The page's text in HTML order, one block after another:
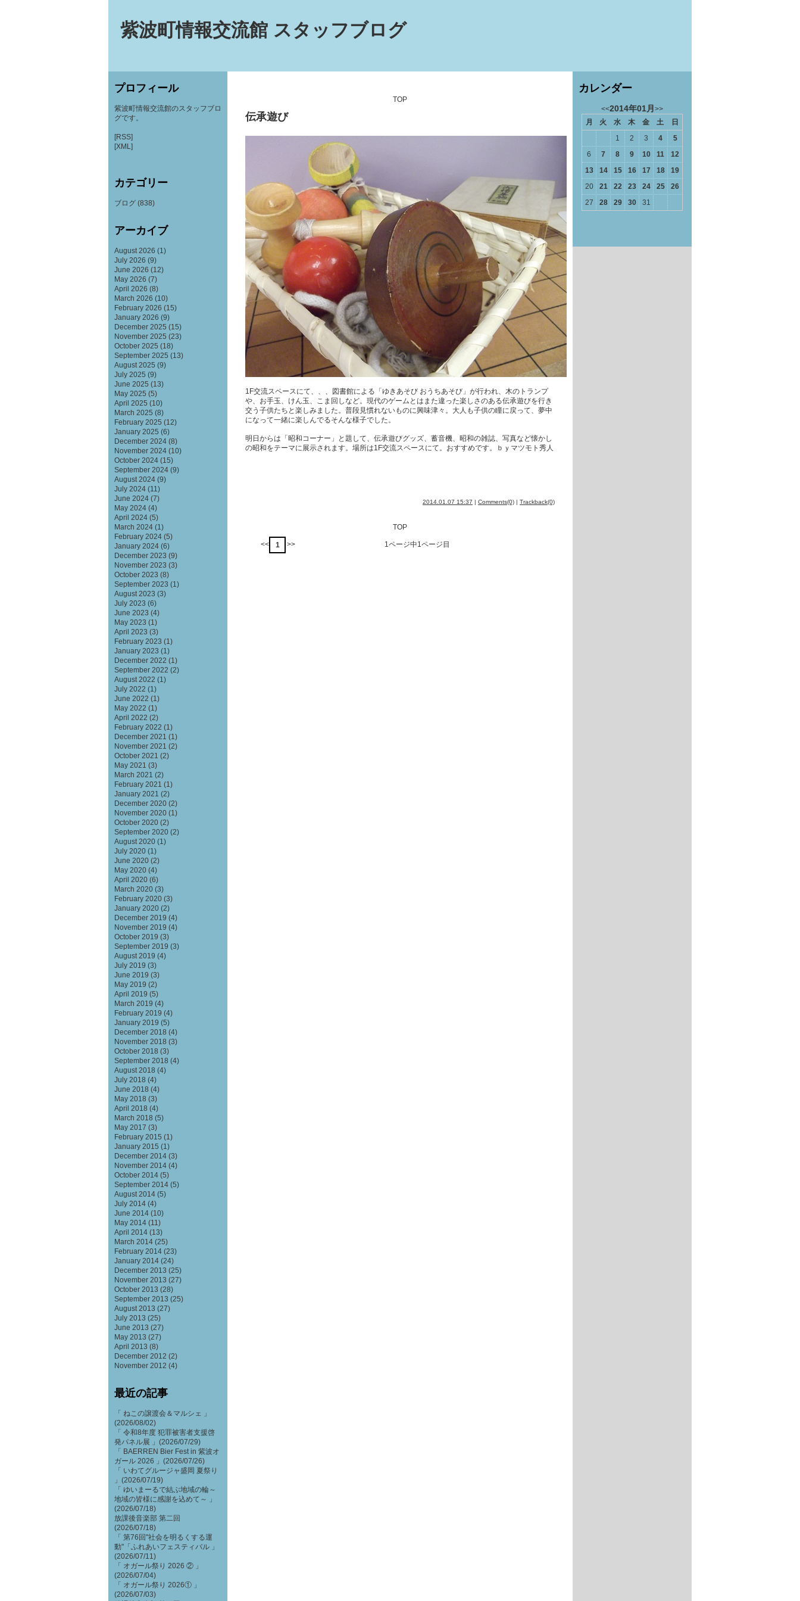
紫波町情報交流館 スタッフブログ
TOP
伝承遊び
1F交流スペースにて、、、図書館による「ゆきあそび おうちあそび」が行われ、木のトランプ
や、お手玉、けん玉、こま回しなど。現代のゲームとはまた違った楽しさのある伝承遊びを行き
交う子供たちと楽しみました。普段見慣れないものに興味津々。大人も子供の瞳に戻って、夢中
になって一緒に楽しんでるそんな様子でした。
明日からは「昭和コーナー」と題して、伝承遊びグッズ、蓄音機、昭和の雑誌、写真など懐かし
の昭和をテーマに展示されます。場所は1F交流スペースにて。おすすめです。ｂｙマツモト秀人
2014.01.07 15:37 Comments(0) Trackback(0)
TOP
<< 1 >> 1ページ中1ページ目
プロフィール
紫波町情報交流館のスタッフブロ
グです。
[RSS]
[XML]
カテゴリー
ブログ (838)
アーカイブ
August 2026 (1)
July 2026 (9)
June 2026 (12)
May 2026 (7)
April 2026 (8)
March 2026 (10)
February 2026 (15)
January 2026 (9)
December 2025 (15)
November 2025 (23)
October 2025 (18)
September 2025 (13)
August 2025 (9)
July 2025 (9)
June 2025 (13)
May 2025 (5)
April 2025 (10)
March 2025 (8)
February 2025 (12)
January 2025 (6)
December 2024 (8)
November 2024 (10)
October 2024 (15)
September 2024 (9)
August 2024 (9)
July 2024 (11)
June 2024 (7)
May 2024 (4)
April 2024 (5)
March 2024 (1)
February 2024 (5)
January 2024 (6)
December 2023 (9)
November 2023 (3)
October 2023 (8)
September 2023 (1)
August 2023 (3)
July 2023 (6)
June 2023 (4)
May 2023 (1)
April 2023 (3)
February 2023 (1)
January 2023 (1)
December 2022 (1)
September 2022 (2)
August 2022 (1)
July 2022 (1)
June 2022 (1)
May 2022 (1)
April 2022 (2)
February 2022 (1)
December 2021 (1)
November 2021 (2)
October 2021 (2)
May 2021 (3)
March 2021 (2)
February 2021 (1)
January 2021 (2)
December 2020 (2)
November 2020 (1)
October 2020 (2)
September 2020 (2)
August 2020 (1)
July 2020 (1)
June 2020 (2)
May 2020 (4)
April 2020 (6)
March 2020 (3)
February 2020 (3)
January 2020 (2)
December 2019 (4)
November 2019 (4)
October 2019 (3)
September 2019 (3)
August 2019 (4)
July 2019 (3)
June 2019 (3)
May 2019 (2)
April 2019 (5)
March 2019 (4)
February 2019 (4)
January 2019 (5)
December 2018 (4)
November 2018 (3)
October 2018 (3)
September 2018 (4)
August 2018 (4)
July 2018 (4)
June 2018 (4)
May 2018 (3)
April 2018 (4)
March 2018 (5)
May 2017 (3)
February 2015 (1)
January 2015 (1)
December 2014 (3)
November 2014 (4)
October 2014 (5)
September 2014 (5)
August 2014 (5)
July 2014 (4)
June 2014 (10)
May 2014 (11)
April 2014 (13)
March 2014 (25)
February 2014 (23)
January 2014 (24)
December 2013 (25)
November 2013 (27)
October 2013 (28)
September 2013 (25)
August 2013 (27)
July 2013 (25)
June 2013 (27)
May 2013 (27)
April 2013 (8)
December 2012 (2)
November 2012 (4)
最近の記事
「 ねこの譲渡会＆マルシェ 」
(2026/08/02)
「 令和8年度 犯罪被害者支援啓
発パネル展 」(2026/07/29)
「 BAERREN Bier Fest in 紫波オ
ガール 2026 」(2026/07/26)
「 いわてグルージャ盛岡 夏祭り
」(2026/07/19)
「 ゆいまーるで結ぶ地域の輪～
地域の皆様に感謝を込めて～ 」
(2026/07/18)
放課後音楽部 第二回
(2026/07/18)
「 第76回"社会を明るくする運
動"「ふれあいフェスティバル 」
(2026/07/11)
「 オガール祭り 2026 ② 」
(2026/07/04)
「 オガール祭り 2026① 」
(2026/07/03)
カレンダー
<<2014年01月 >>
月
火 水 木 金 土
日
1
2 3 4
5
6
7 8 9 10 11
12
13
14 15 16 17 18
19
20
21 22 23 24 25
26
27
28 29 30 31